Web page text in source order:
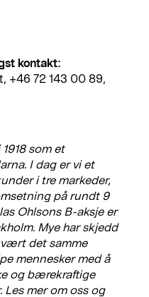
kontakt:
+46 72 143 00 89,
som et
I dag er vi et
i tre markeder,
på rundt 9
Ohlsons B-aksje er
Mye har skjedd
vært det samme
mennesker med å
og bærekraftige
Les mer om oss og